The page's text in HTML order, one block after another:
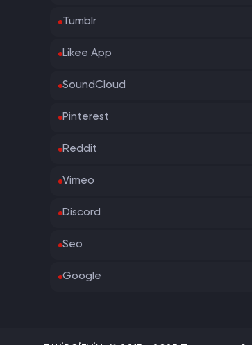
Tumblr
Likee App
SoundCloud
Pinterest
Reddit
Vimeo
Discord
Seo
Google